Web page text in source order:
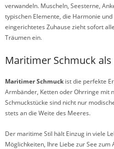
verwandeln. Muscheln, Seesterne,
typischen Elemente, die Harmonie
eingerichtetes Zuhause zieht sofort
Träumen ein.
Maritimer Schmuck
Maritimer Schmuck ist die perfekte
Armbänder, Ketten oder Ohrringe mit
Schmuckstücke sind nicht nur
stets an die Weite des Meeres.
Der maritime Stil hält Einzug in viele
Möglichkeiten, Ihre Liebe zur See zum